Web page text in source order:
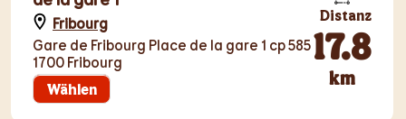
Fribourg
Gare de Fribourg Place de la gare 1 cp 585
1700 Fribourg
Wählen
Distanz
17.8
km